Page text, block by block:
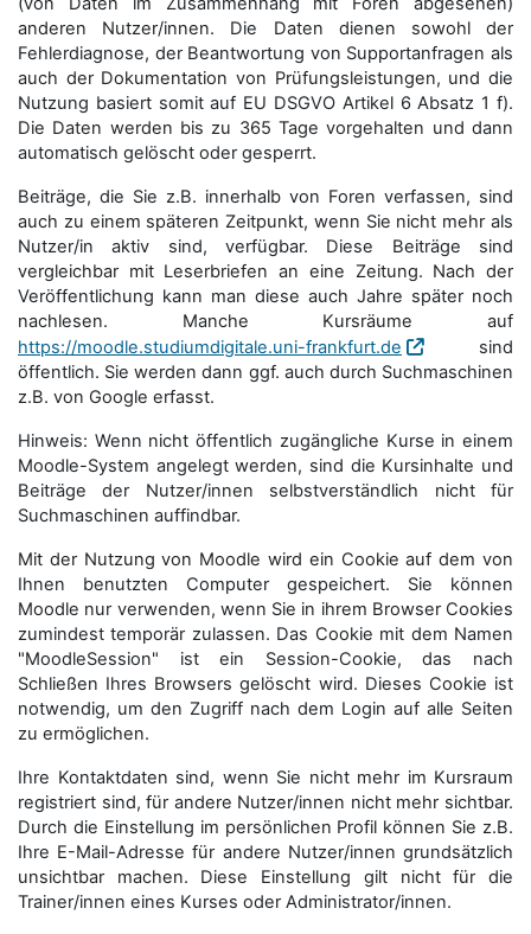
anderen Nutzer/innen. Die Daten dienen sowohl der
Fehlerdiagnose, der Beantwortung von Supportanfragen als
auch der Dokumentation von Prüfungsleistungen, und die
Nutzung basiert somit auf EU DSGVO Artikel 6 Absatz 1 f).
Die Daten werden bis zu 365 Tage vorgehalten und dann
automatisch gelöscht oder gesperrt.
Beiträge, die Sie z.B. innerhalb von Foren verfassen, sind
auch zu einem späteren Zeitpunkt, wenn Sie nicht mehr als
Nutzer/in aktiv sind, verfügbar. Diese Beiträge sind
vergleichbar mit Leserbriefen an eine Zeitung. Nach der
Veröffentlichung kann man diese auch Jahre später noch
nachlesen. Manche Kursräume auf
https://moodle.studiumdigitale.uni-frankfurt.de
sind
öffentlich. Sie werden dann ggf. auch durch Suchmaschinen
z.B. von Google erfasst.
Hinweis: Wenn nicht öffentlich zugängliche Kurse in einem
Moodle-System angelegt werden, sind die Kursinhalte und
Beiträge der Nutzer/innen selbstverständlich nicht für
Suchmaschi­nen auffindbar.
Mit der Nutzung von Moodle wird ein Cookie auf dem von
Ihnen benutzten Computer gespeichert. Sie können
Moodle nur verwenden, wenn Sie in ihrem Browser Cookies
zumindest temporär zulassen. Das Cookie mit dem Namen
"MoodleSession" ist ein Session-Cookie, das nach
Schließen Ihres Browsers gelöscht wird. Dieses Cookie ist
notwendig, um den Zugriff nach dem Login auf alle Seiten
zu ermöglichen.
Ihre Kontaktdaten sind, wenn Sie nicht mehr im Kursraum
registriert sind, für andere Nutzer/innen nicht mehr sichtbar.
Durch die Einstellung im persönlichen Profil können Sie z.B.
Ihre E-Mail-Adresse für andere Nutzer/innen grundsätzlich
unsichtbar machen. Diese Einstellung gilt nicht für die
Trainer/innen eines Kurses oder Administrator/innen.